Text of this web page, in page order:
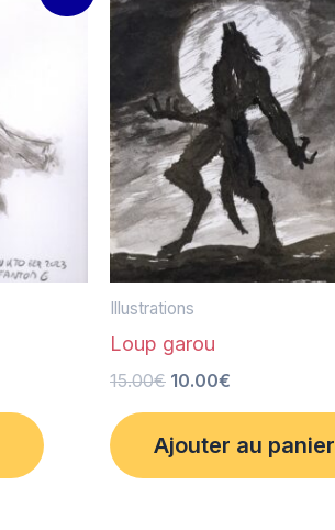
Illustrations
Loup garou
15.00€
initial
était :
15.00€.
10.00€
actuel
est :
10.00€.
Ajouter au panier